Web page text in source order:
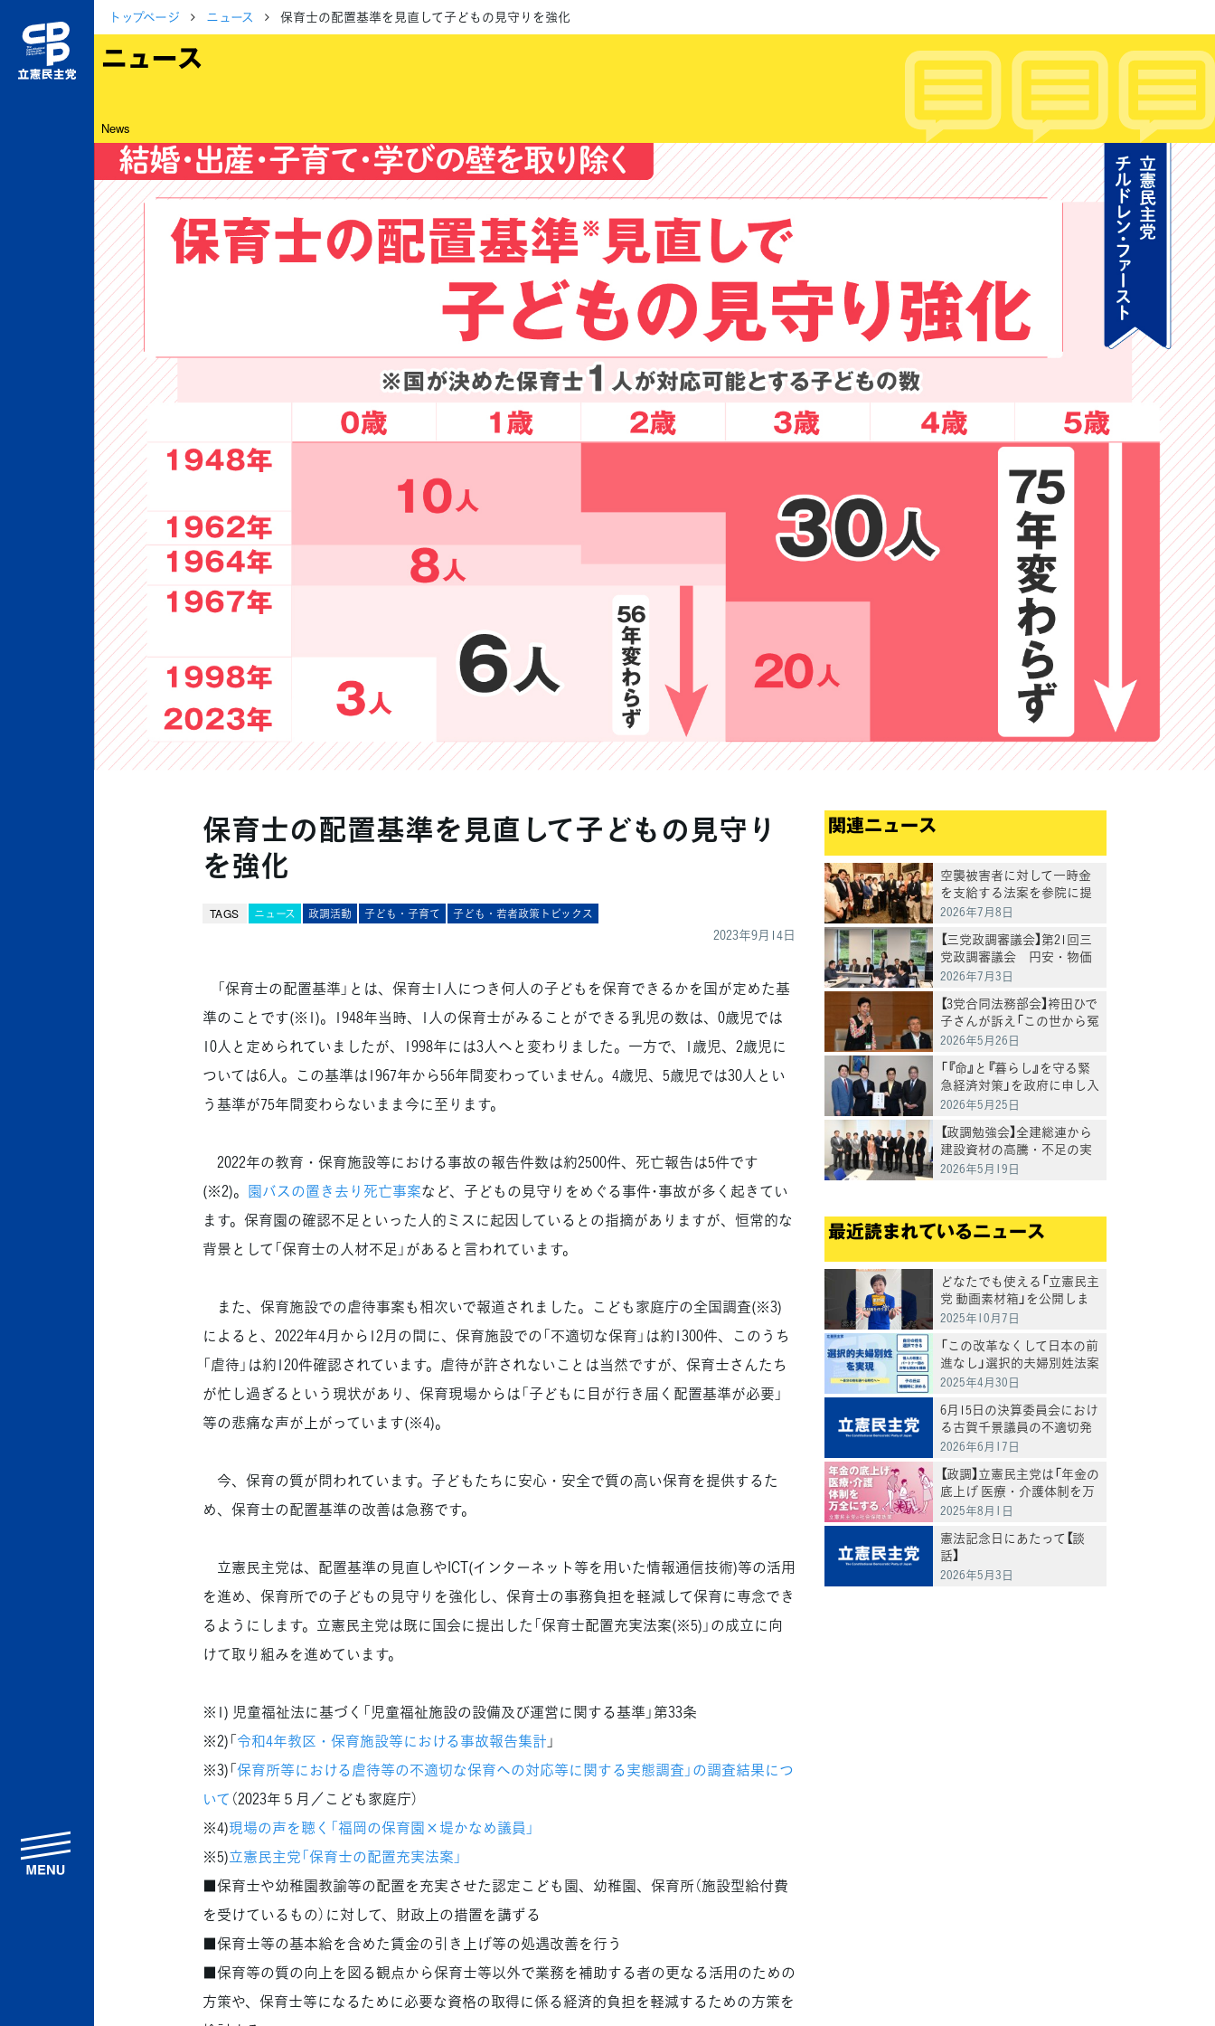
トップページ ニュース 保育士の配置基準を見直して子どもの見守りを強化
ニュース
News
保育士の配置基準を見直して子どもの見守り
を強化
TAGS ニュース 政調活動 子ども・子育て 子ども・若者政策トピックス
2023年9月14日
「保育士の配置基準」とは、保育士1人につき何人の子どもを保育できるかを国が定めた基
準のことです(※1)。1948年当時、1人の保育士がみることができる乳児の数は、0歳児では
10人と定められていましたが、1998年には3人へと変わりました。一方で、1歳児、2歳児に
ついては6人。この基準は1967年から56年間変わっていません。4歳児、5歳児では30人とい
う基準が75年間変わらないまま今に至ります。
2022年の教育・保育施設等における事故の報告件数は約2500件、死亡報告は5件です
(※2)。 園バスの置き去り死亡事案など、子どもの見守りをめぐる事件･事故が多く起きてい
ます。保育園の確認不足といった人的ミスに起因しているとの指摘がありますが、恒常的な
背景として「保育士の人材不足」があると言われています。
また、保育施設での虐待事案も相次いで報道されました。こども家庭庁の全国調査(※3)
によると、2022年4月から12月の間に、保育施設での「不適切な保育」は約1300件、このうち
「虐待」は約120件確認されています。虐待が許されないことは当然ですが、保育士さんたち
が忙し過ぎるという現状があり、保育現場からは「子どもに目が行き届く配置基準が必要」
等の悲痛な声が上がっています(※4)。
今、保育の質が問われています。子どもたちに安心・安全で質の高い保育を提供するた
め、保育士の配置基準の改善は急務です。
立憲民主党は、配置基準の見直しやICT(インターネット等を用いた情報通信技術)等の活用
を進め、保育所での子どもの見守りを強化し、保育士の事務負担を軽減して保育に専念でき
るようにします。立憲民主党は既に国会に提出した「保育士配置充実法案(※5)」の成立に向
けて取り組みを進めています。
※1) 児童福祉法に基づく「児童福祉施設の設備及び運営に関する基準」第33条
※2)「令和4年教区・保育施設等における事故報告集計 」
※3)「保育所等における虐待等の不適切な保育への対応等に関する実態調査」の調査結果につ
いて （2023年５月／こども家庭庁）
※4)現場の声を聴く「福岡の保育園×堤かなめ議員」
※5)立憲民主党「保育士の配置充実法案」
■保育士や幼稚園教諭等の配置を充実させた認定こども園、幼稚園、保育所（施設型給付費
を受けているもの）に対して、財政上の措置を講ずる
■保育士等の基本給を含めた賃金の引き上げ等の処遇改善を行う
■保育等の質の向上を図る観点から保育士等以外で業務を補助する者の更なる活用のための
方策や、保育士等になるために必要な資格の取得に係る経済的負担を軽減するための方策を
関連ニュース
空襲被害者に対して一時金
を支給する法案を参院に提
出
2026年7月8日
【三党政調審議会】第21回三
党政調審議会 円安・物価
高に危機感「政府与党は集中
永政調会長
2026年7月3日
【3党合同法務部会】袴田ひで
子さんが訴え「この世から冤
罪をなくすことにつながる
についてヒアリング
2026年5月26日
「『命』と『暮らし』を守る緊
急経済対策」を政府に申し入
れ
2026年5月25日
【政調勉強会】全建総連から
建設資材の高騰・不足の実
態を聴取 86%の事業者が
2026年5月19日
最近読まれているニュース
どなたでも使える「立憲民主
党 動画素材箱」を公開しま
した
2025年10月7日
「この改革なくして日本の前
進なし」選択的夫婦別姓法案
を提出
2025年4月30日
6月15日の決算委員会におけ
る古賀千景議員の不適切発
言と処分について
2026年6月17日
【政調】立憲民主党は「年金の
底上げ 医療・介護体制を万
全にする」
2025年8月1日
憲法記念日にあたって【談
話】
2026年5月3日